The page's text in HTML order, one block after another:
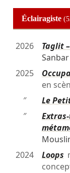
Éclairagiste
2026 Taglit
Sanbar
2025
en
″
Le
″
2024
Loops